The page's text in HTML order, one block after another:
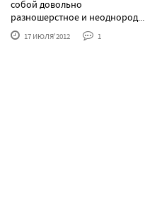
собой довольно
разношерстное и неоднород......
17 ИЮЛЯ'2012 1